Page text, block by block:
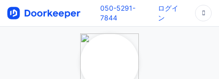
050-5291-
7844
ログイ
ン